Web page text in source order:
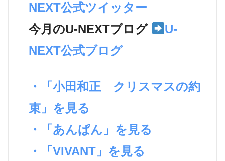
NEXT公式ツイッター
今月のU-NEXTブログ
U-
NEXT公式ブログ
・「小田和正 クリスマスの約
束」を見る
・「あんぱん」を見る
・「VIVANT」を見る